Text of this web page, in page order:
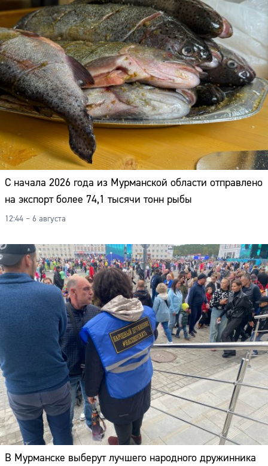
С начала 2026 года из Мурманской области отправлено
на экспорт более 74,1 тысячи тонн рыбы
12:44 – 6 августа
В Мурманске выберут лучшего народного дружинника
Адрес:
Телефон: